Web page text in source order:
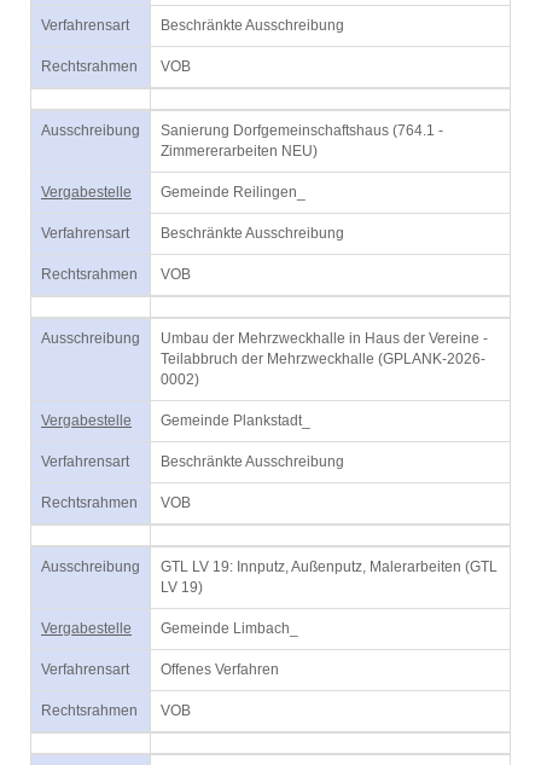
Verfahrensart Beschränkte Ausschreibung
Rechtsrahmen VOB
Ausschreibung
Sanierung Dorfgemeinschaftshaus (764.1 -
Zimmererarbeiten NEU)
Vergabestelle Gemeinde Reilingen_
Verfahrensart Beschränkte Ausschreibung
Rechtsrahmen VOB
Ausschreibung
Umbau der Mehrzweckhalle in Haus der Vereine -
Teilabbruch der Mehrzweckhalle (GPLANK-2026-
0002)
Vergabestelle Gemeinde Plankstadt_
Verfahrensart Beschränkte Ausschreibung
Rechtsrahmen VOB
Ausschreibung
GTL LV 19: Innputz, Außenputz, Malerarbeiten (GTL
LV 19)
Vergabestelle Gemeinde Limbach_
Verfahrensart Offenes Verfahren
Rechtsrahmen VOB